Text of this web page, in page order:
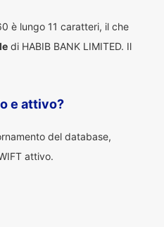
è lungo 11 caratteri, il che
di HABIB BANK LIMITED. Il
e attivo?
del database,
attivo.